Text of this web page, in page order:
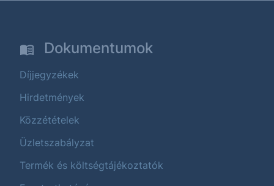
Dokumentumok
Díjjegyzékek
Hirdetmények
Közzétételek
Üzletszabályzat
Termék és költségtájékoztatók